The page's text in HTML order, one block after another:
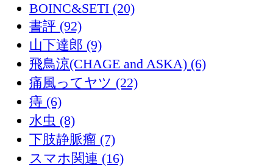
BOINC&SETI (20)
書評 (92)
山下達郎 (9)
飛鳥涼(CHAGE and ASKA) (6)
痛風ってヤツ (22)
痔 (6)
水虫 (8)
下肢静脈瘤 (7)
スマホ関連 (16)